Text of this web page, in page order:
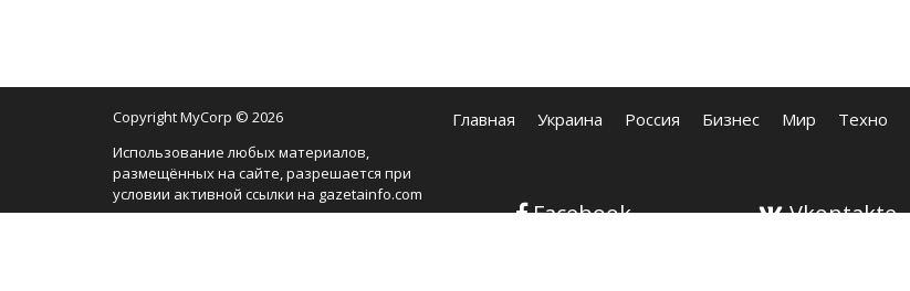
Copyright MyCorp © 2026
Использование любых материалов,
размещённых на сайте, разрешается при
условии активной ссылки на gazetainfo.com
Главная Украина Россия Бизнес Мир Техно
Facebook Vkontakte